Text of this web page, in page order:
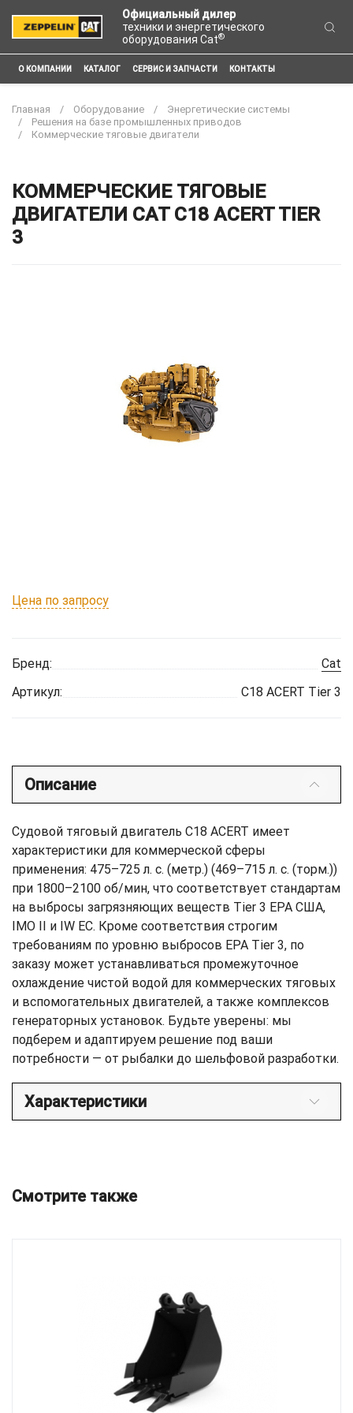
Официальный дилер
техники и энергетического
оборудования Cat®
О КОМПАНИИ КАТАЛОГ СЕРВИС И ЗАПЧАСТИ КОНТАКТЫ
Главная Оборудование
Энергетические системы
Решения на базе промышленных приводов
Коммерческие тяговые двигатели
КОММЕРЧЕСКИЕ ТЯГОВЫЕ
ДВИГАТЕЛИ CAT C18 ACERT TIER
3
Цена по запросу
Бренд:
Cat
Артикул:
C18 ACERT Tier 3
Описание
Судовой тяговый двигатель C18 ACERT имеет
характеристики для коммерческой сферы
применения: 475–725 л. с. (метр.) (469–715 л. с. (торм.))
при 1800–2100 об/мин, что соответствует стандартам
на выбросы загрязняющих веществ Tier 3 EPA США,
IMO II и IW ЕС. Кроме соответствия строгим
требованиям по уровню выбросов EPA Tier 3, по
заказу может устанавливаться промежуточное
охлаждение чистой водой для коммерческих тяговых
и вспомогательных двигателей, а также комплексов
генераторных установок. Будьте уверены: мы
подберем и адаптируем решение под ваши
потребности — от рыбалки до шельфовой разработки.
Характеристики
Смотрите также